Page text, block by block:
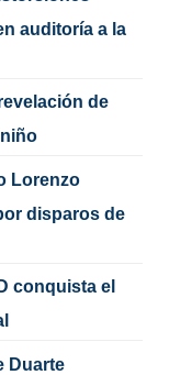
auditoría a la
de
Lorenzo
disparos de
conquista el
Duarte